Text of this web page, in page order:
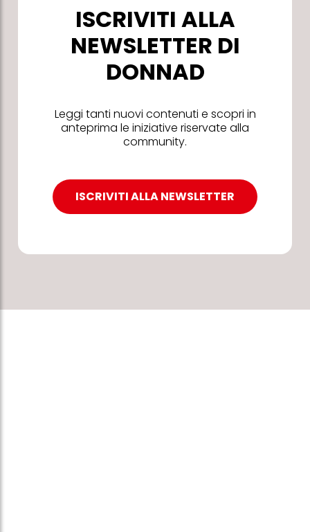
ISCRIVITI ALLA
NEWSLETTER DI
DONNAD
Leggi tanti nuovi contenuti e scopri in
anteprima le iniziative riservate alla
community.
ISCRIVITI ALLA NEWSLETTER